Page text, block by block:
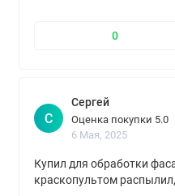
0
С
Сергей
Оценка покупки 5.0
6 Мая, 2025
Купил для обработки
краскопультом